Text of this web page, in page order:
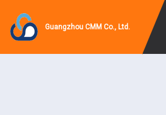
Guangzhou CMM Co., Ltd.